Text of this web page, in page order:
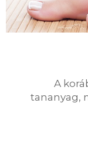
A
tananyag,